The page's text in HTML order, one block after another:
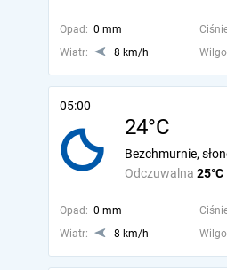
Opad: 0 mm
Wiatr:
8 km/h
05:00
24°C
Odczuwalna 25°C
Bezchmurnie,
Opad: 0 mm
Wiatr:
8 km/h